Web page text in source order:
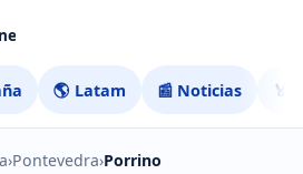
🌎 Latam 📰 Noticias 🏅
›Pontevedra›Porrino